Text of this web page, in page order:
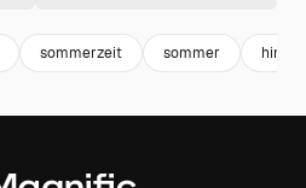
sommerzeit sommer